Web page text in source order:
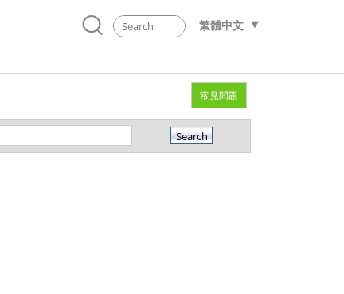
繁體中文
常見問題